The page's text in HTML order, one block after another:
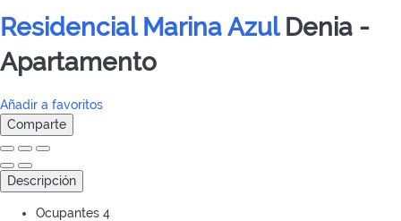
Residencial Marina AzulDenia -
Apartamento
Añadir a favoritos
Comparte
Descripción
Ocupantes 4